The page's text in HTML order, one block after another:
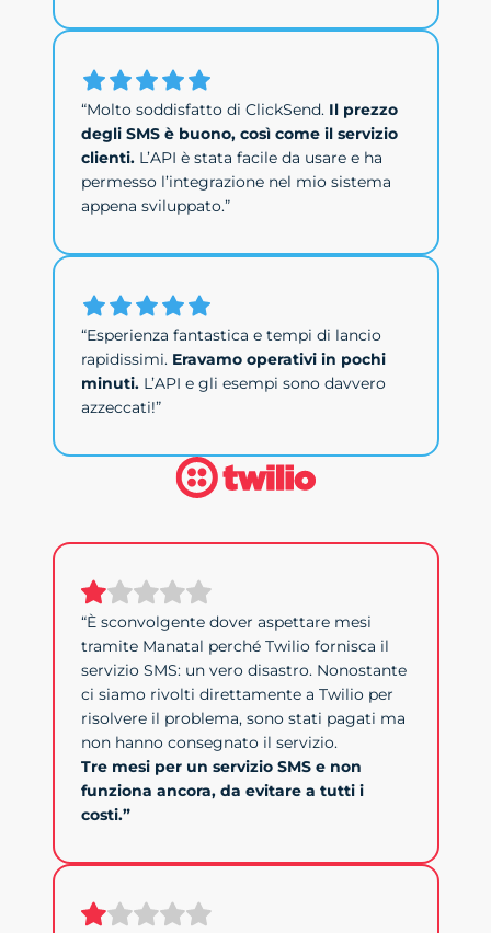
“Molto soddisfatto di ClickSend. Il prezzo
degli SMS è buono, così come il servizio
clienti.L’API è stata facile da usare e ha
permesso l’integrazione nel mio sistema
appena sviluppato.”
“Esperienza fantastica e tempi di lancio
rapidissimi. Eravamo operativi in pochi
minuti.L’API e gli esempi sono davvero
azzeccati!”
“È sconvolgente dover aspettare mesi
tramite Manatal perché Twilio fornisca il
servizio SMS: un vero disastro. Nonostante
ci siamo rivolti direttamente a Twilio per
risolvere il problema, sono stati pagati ma
non hanno consegnato il servizio.
Tre mesi per un servizio SMS e non
funziona ancora, da evitare a tutti i
costi.”